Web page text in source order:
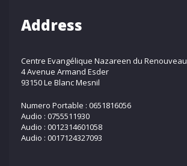
Address
Centre Evangélique Nazareen du Renouveau
4 Avenue Armand Esder
93150 Le Blanc Mesnil
Numero Portable : 0651816056
Audio : 0755511930
Audio : 0012314601058
Audio : 0017124327093